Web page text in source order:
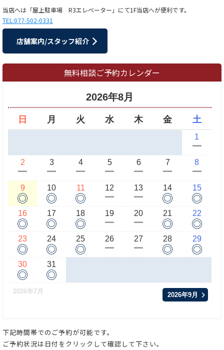
当店へは「屋上駐車場 R3エレベーター」にて1F当店へが便利です。
TEL:077-502-0331
店舗案内/スタッフ紹介
無料相談ご予約カレンダー
2026年8月
日 月 火 水 木 金 土
1
ー
2
ー
3
ー
4
ー
5
ー
6
ー
7
ー
8
ー
9
◎
10
◎
11
◎
12
ー
13
ー
14
◎
15
◎
16
◎
17
◎
18
◎
19
ー
20
ー
21
◎
22
◎
23
◎
24
◎
25
◎
26
ー
27
ー
28
◎
29
◎
30
◎
31
◎
2026年7月 2026年9月
下記時間帯でのご予約が可能です。
ご予約状況は日付をクリックして確認して下さい。